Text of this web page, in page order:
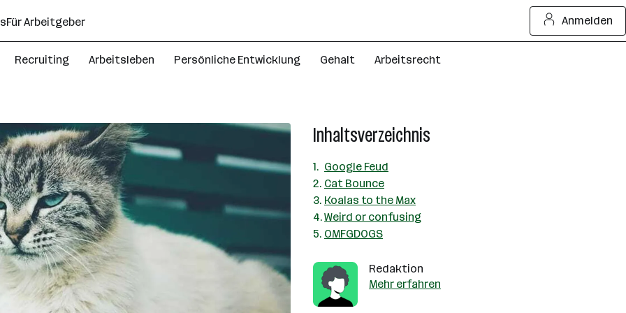
Für Arbeitgeber Anmelden
Recruiting Arbeitsleben Persönliche Entwicklung Gehalt Arbeitsrecht
Inhaltsverzeichnis
Google Feud
Cat Bounce
Koalas to the Max
Weird or confusing
OMFGDOGS
Redaktion
Mehr erfahren